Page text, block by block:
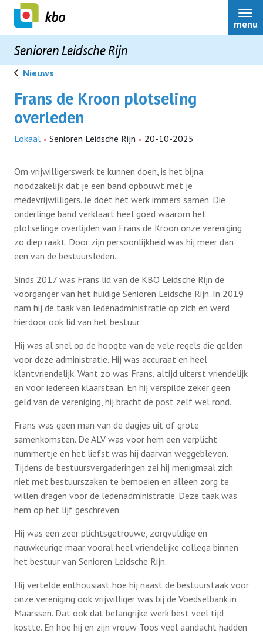
Senioren Leidsche Rijn
menu
Onze vereniging
Nieuws
Activiteiten
Terugblikken
Ledenservice
Organisatie
Contact
Lid worden
Nieuws
Frans de Kroon plotseling
overleden
Lokaal Senioren Leidsche Rijn 20-10-2025
Om vrijwilligerswerk te kunnen doen, is het bijna
noodzakelijk dat je een band opbouwt met je
medevrijwilligers. Je doet het werk immers samen. Die
onderlinge band verklaart heel goed waarom het
plotselinge overlijden van Frans de Kroon onze vereniging
zo diep raakt. Door zijn persoonlijkheid was hij meer dan
een van de bestuursleden.
Sinds 2017 was Frans lid van de KBO Leidsche Rijn de
voorganger van het huidige Senioren Leidsche Rijn. In 2019
nam hij de taak van ledenadministratie op zich en werd
hierdoor ook lid van het bestuur.
Hij was al snel op de hoogte van de vele regels die gelden
voor deze administratie. Hij was accuraat en heel
klantvriendelijk. Want zo was Frans, altijd uiterst vriendelijk
en voor iedereen klaarstaan. En hij verspilde zeker geen
geld van de vereniging, hij bracht de post zelf wel rond.
Frans was geen man van de dagjes uit of grote
samenkomsten. De ALV was voor hem een verplicht
nummertje en het liefst was hij daarvan weggebleven.
Tijdens de bestuursvergaderingen zei hij menigmaal zich
niet met bestuurszaken te bemoeien en alleen zorg te
willen dragen voor de ledenadministratie. Deze taak was
hem op het lijf geschreven.
Hij was een zeer plichtsgetrouwe, zorgvuldige en
nauwkeurige maar vooral heel vriendelijke collega binnen
het bestuur van Senioren Leidsche Rijn.
Hij vertelde enthousiast hoe hij naast de bestuurstaak voor
onze vereniging ook vrijwilliger was bij de Voedselbank in
Maarssen. Dat ook dat belangrijke werk best veel tijd
kostte. En hoe hij en zijn vrouw Toos veel aandacht hadden